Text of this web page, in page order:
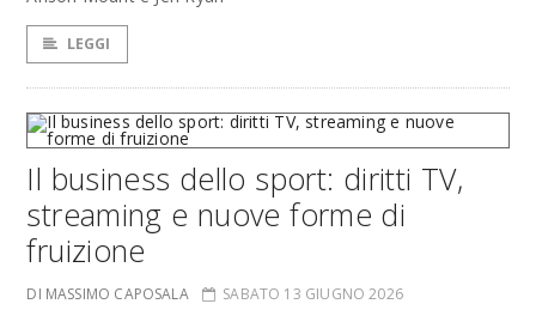
LEGGI
Il business dello sport: diritti TV,
streaming e nuove forme di
fruizione
DI MASSIMO CAPOSALA SABATO 13 GIUGNO 2026